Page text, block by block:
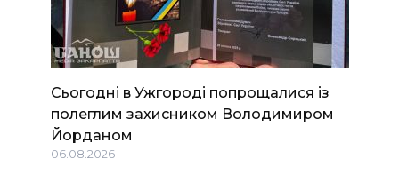
Сьогодні в Ужгороді попрощалися із
полеглим захисником Володимиром
Йорданом
06.08.2026